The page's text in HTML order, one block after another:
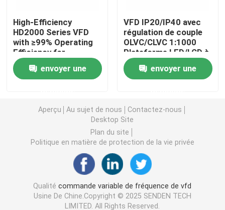
Inverseur de fréquence de vecteur
Inverseur de fréquence de VFD
Inverseur d'entraînement de fréquence
Appareil à fréquence variable pour grue
Station de recharge de véhicules électriques à
Optimisateur solaire
High-Efficiency
HD2000 Series VFD
with ≥99% Operating
Efficiency for
Industrial Motor
Drives envoyer une
VFD IP20/IP40 avec
régulation de couple
OLVC/CLVC 1:1000
Plateforme LED/LCD à
plage de vitesse
envoyer une
Aperçu Au sujet de nous
Contactez-nous
Desktop Site
Plan du site
Politique en matière de protection de la vie privée
Qualitécommande variable de fréquence de vfd
Usine De Chine.Copyright © 2025 SENDEN TECH
LIMITED. All Rights Reserved.